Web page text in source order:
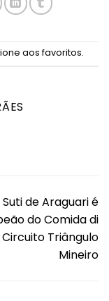
aos favoritos.
Suti de Araguari é
do Comida di
Triângulo
Mineiro